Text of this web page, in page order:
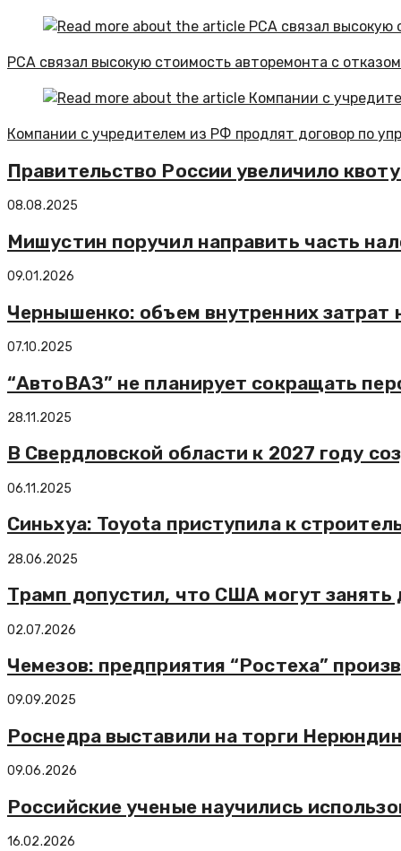
РСА связал высокую стоимость авторемонта с
Компании с учредителем из РФ продлят договор по
Правительство России увеличило
08.08.2025
Мишустин поручил направить часть
09.01.2026
Чернышенко: объем внутренних затрат
07.10.2025
“АвтоВАЗ” не планирует сокращать
28.11.2025
В Свердловской области к 2027 году
06.11.2025
Синьхуа: Toyota приступила к
28.06.2025
Трамп допустил, что США могут занять
02.07.2026
Чемезов: предприятия “Ростеха”
09.09.2025
Роснедра выставили на торги
09.06.2026
Российские ученые научились
16.02.2026